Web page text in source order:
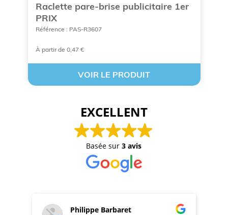
Raclette pare-brise publicitaire 1er
PRIX
Référence : PAS-R3607
À partir de 0,47 €
VOIR LE PRODUIT
EXCELLENT
Basée sur3 avis
Philippe Barbaret